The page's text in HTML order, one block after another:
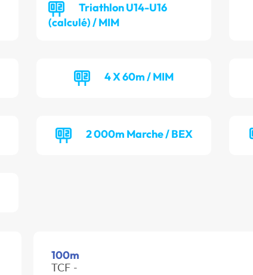
Triathlon U14-U16
(calculé) / MIM
4 X 60m / MIM
2 000m Marche / BEX
100m
TCF -